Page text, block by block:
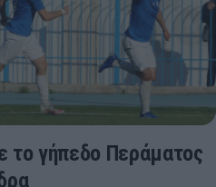
το γήπεδο Περάματος